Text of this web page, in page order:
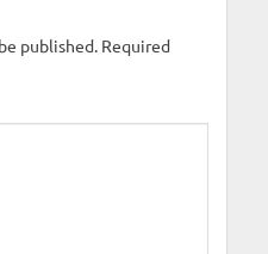
published. Required